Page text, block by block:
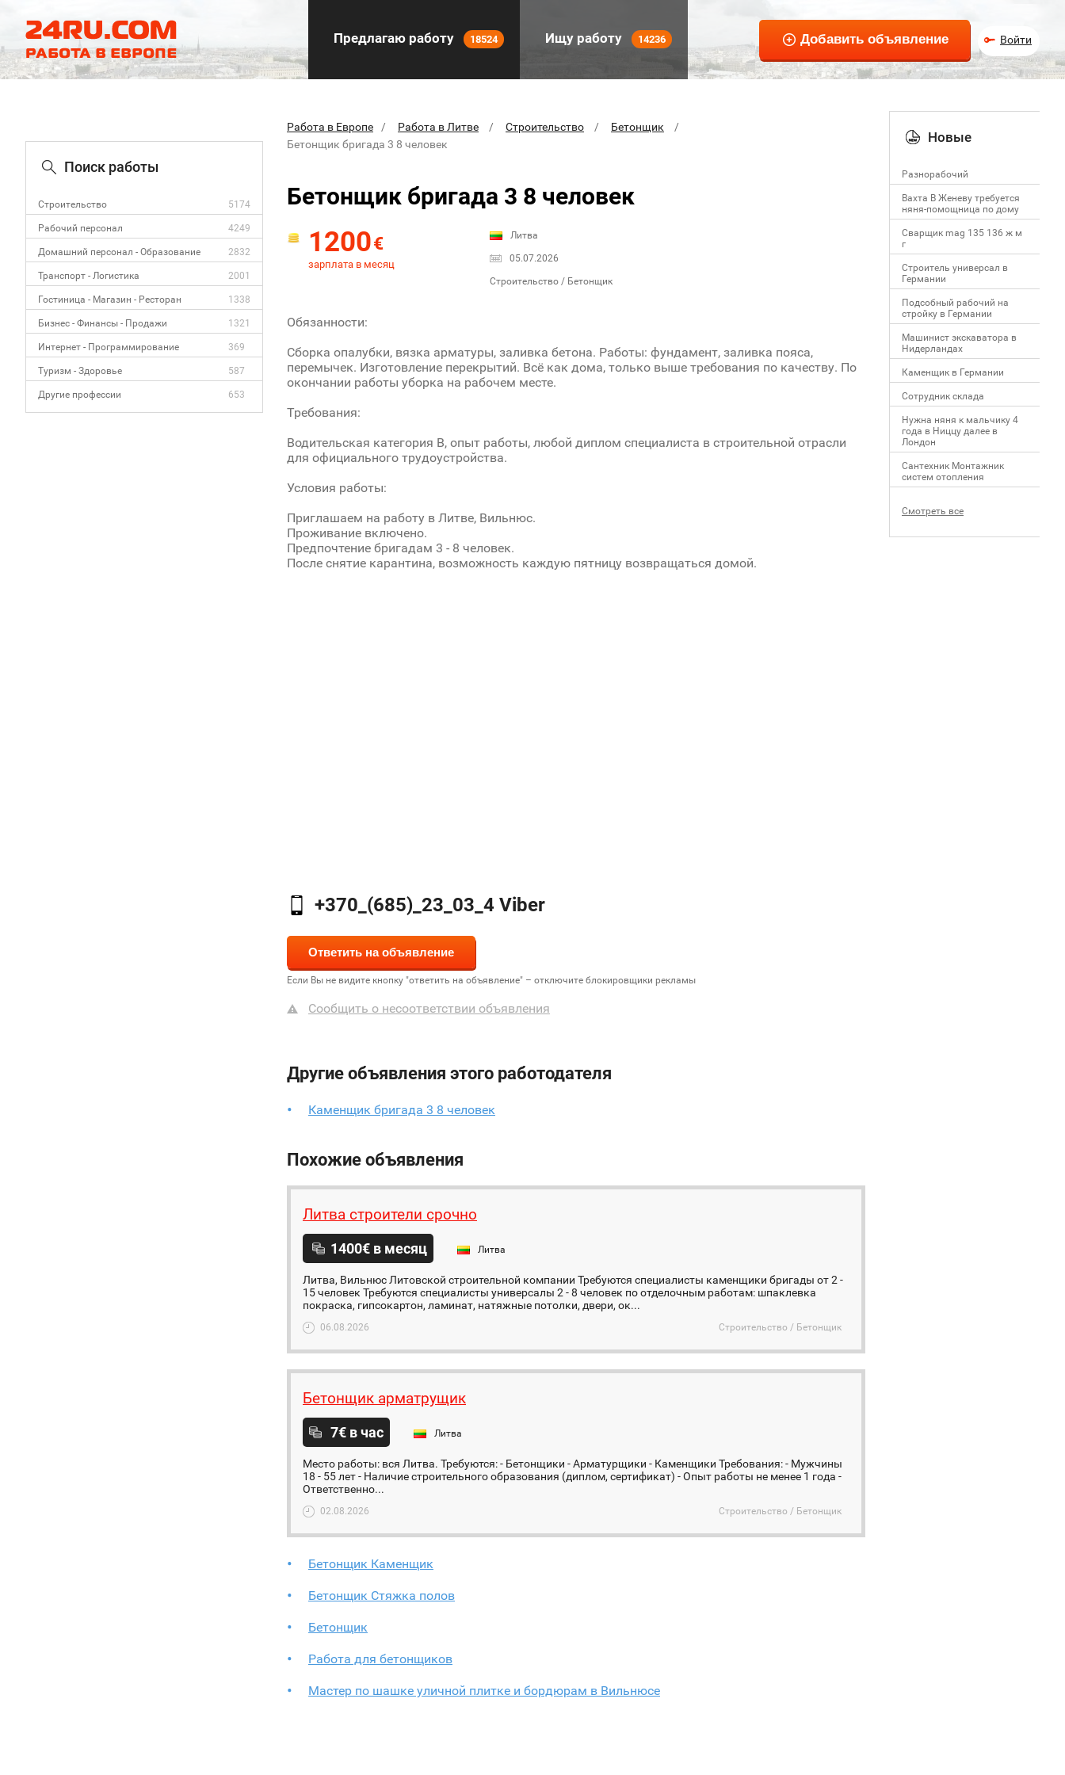
Предлагаю работу 18524 Ищу работу 14236 Войти
Поиск работы
Строительство 5174
Рабочий персонал 4249
Домашний персонал - Образование 2832
Транспорт - Логистика 2001
Гостиница - Магазин - Ресторан 1338
Бизнес - Финансы - Продажи 1321
Интернет - Программирование 369
Туризм - Здоровье 587
Другие профессии 653
Работа в Европе Работа в Литве Строительство
Бетонщик
Бетонщик бригада 3 8 человек
Бетонщик бригада 3 8 человек
1200€
зарплата в месяц
Литва
05.07.2026
Строительство / Бетонщик
Обязанности:
Сборка опалубки, вязка арматуры, заливка бетона. Работы: фундамент, заливка пояса,
перемычек. Изготовление перекрытий. Всё как дома, только выше требования по качеству. По
окончании работы уборка на рабочем месте.
Требования:
Водительская категория B, опыт работы, любой диплом специалиста в строительной отрасли
для официального трудоустройства.
Условия работы:
Приглашаем на работу в Литве, Вильнюс.
Проживание включено.
Предпочтение бригадам 3 - 8 человек.
После снятие карантина, возможность каждую пятницу возвращаться домой.
+370_(685)_23_03_4 Viber
Если Вы не видите кнопку "ответить на объявление" – отключите блокировщики рекламы
Сообщить о несоответствии объявления
Другие объявления этого работодателя
Каменщик бригада 3 8 человек
Похожие объявления
Литва строители срочно
1400€ в месяц Литва
Литва, Вильнюс Литовской строительной компании Требуются специалисты каменщики бригады от 2 -
15 человек Требуются специалисты универсалы 2 - 8 человек по отделочным работам: шпаклевка
покраска, гипсокартон, ламинат, натяжные потолки, двери, ок...
06.08.2026 Строительство / Бетонщик
Бетонщик арматрущик
7€ в час Литва
Место работы: вся Литва. Требуются: - Бетонщики - Арматурщики - Каменщики Требования: - Мужчины
18 - 55 лет - Наличие строительного образования (диплом, сертификат) - Опыт работы не менее 1 года -
Ответственно...
02.08.2026 Строительство / Бетонщик
Бетонщик Каменщик
Бетонщик Стяжка полов
Бетонщик
Работа для бетонщиков
Мастер по шашке уличной плитке и бордюрам в Вильнюсе
Новые
Разнорабочий
Вахта В Женеву требуется
няня-помощница по дому
Сварщик mag 135 136 ж м
г
Строитель универсал в
Германии
Подсобный рабочий на
стройку в Германии
Машинист экскаватора в
Нидерландах
Каменщик в Германии
Сотрудник склада
Нужна няня к мальчику 4
года в Ниццу далее в
Лондон
Сантехник Монтажник
систем отопления
Смотреть все